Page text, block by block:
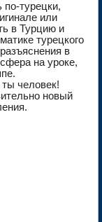
по-турецки,
или
в Турцию и
турецкого
в
на уроке,
человек!
новый